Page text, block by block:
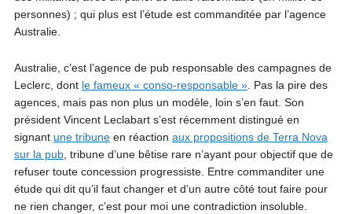
personnes) ; qui plus est l’étude est commanditée par l’agence
Australie.
Australie, c’est l’agence de pub responsable des campagnes de
Leclerc, dont le fameux « conso-responsable ». Pas la pire des
agences, mais pas non plus un modèle, loin s’en faut. Son
président Vincent Leclabart s’est récemment distingué en
signant une tribuneen réaction aux propositions de Terra Nova
sur la pub, tribune d’une bêtise rare n’ayant pour objectif que de
refuser toute concession progressiste. Entre commanditer une
étude qui dit qu’il faut changer et d’un autre côté tout faire pour
ne rien changer, c’est pour moi une contradiction insoluble.